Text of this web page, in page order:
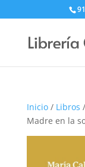
Inicio/ Libros /
Madre en la